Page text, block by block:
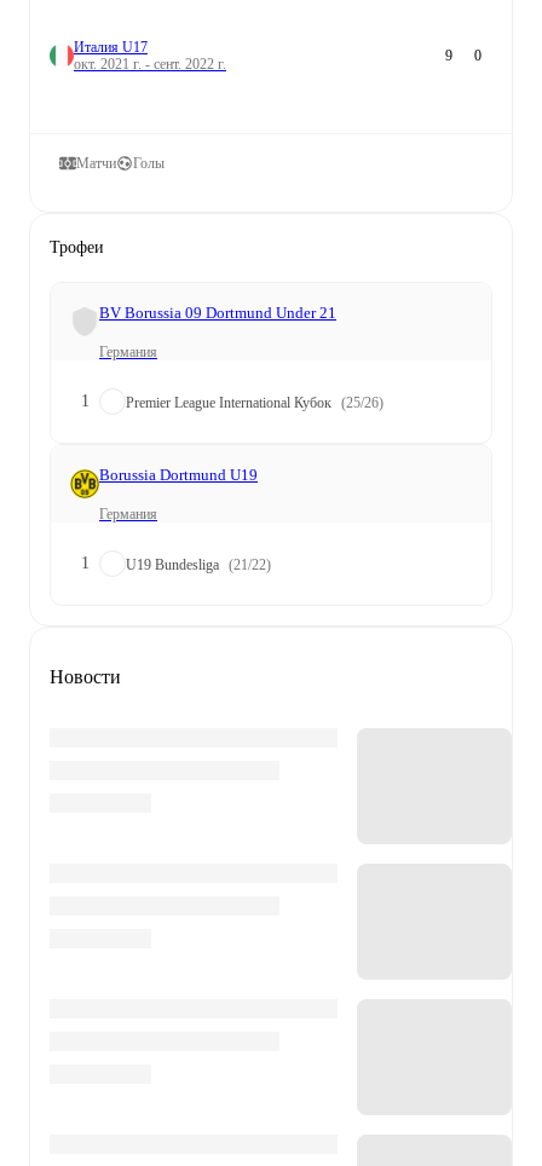
Италия U17
окт. 2021 г. - сент. 2022 г.
9 0
Матчи Голы
Трофеи
BV Borussia 09 Dortmund Under 21
Германия
1 Premier League International Кубок (25/26)
Borussia Dortmund U19
Германия
1 U19 Bundesliga (21/22)
Новости